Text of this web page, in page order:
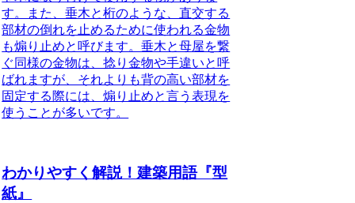
す。また、垂木と桁のような、直交する
部材の倒れを止めるために使われる金物
も煽り止めと呼びます。垂木と母屋を繋
ぐ同様の金物は、捻り金物や手違いと呼
ばれますが、それよりも背の高い部材を
固定する際には、煽り止めと言う表現を
使うことが多いです。
わかりやすく解説！建築用語『型
紙』